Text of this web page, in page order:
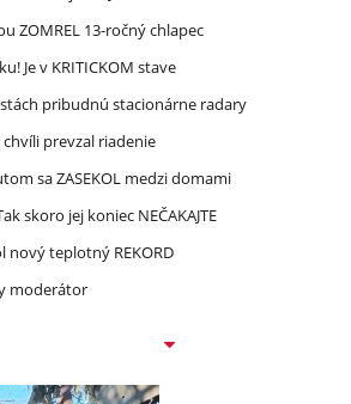
ZOMREL 13-ročný chlapec
Je v KRITICKOM stave
pribudnú stacionárne radary
chvíli prevzal riadenie
sa ZASEKOL medzi domami
skoro jej koniec NEČAKAJTE
nový teplotný REKORD
moderátor